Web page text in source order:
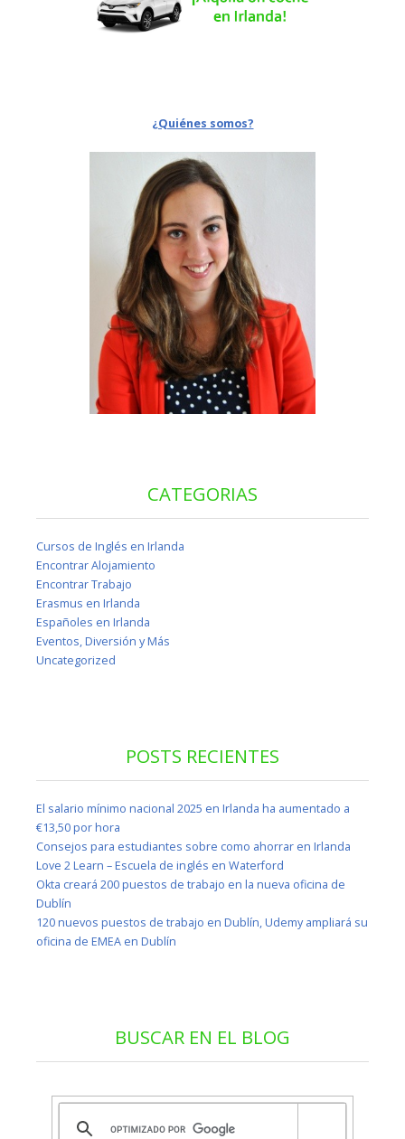
¿Quiénes somos?
CATEGORIAS
Cursos de Inglés en Irlanda
Encontrar Alojamiento
Encontrar Trabajo
Erasmus en Irlanda
Españoles en Irlanda
Eventos, Diversión y Más
Uncategorized
POSTS RECIENTES
El salario mínimo nacional 2025 en Irlanda ha aumentado a
€13,50 por hora
Consejos para estudiantes sobre como ahorrar en Irlanda
Love 2 Learn – Escuela de inglés en Waterford
Okta creará 200 puestos de trabajo en la nueva oficina de
Dublín
120 nuevos puestos de trabajo en Dublín, Udemy ampliará su
oficina de EMEA en Dublín
BUSCAR EN EL BLOG